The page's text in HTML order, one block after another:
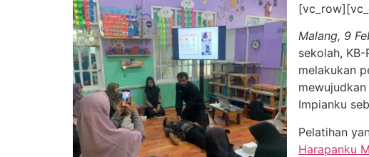
Malang, 9
sekolah,
melakukan
Impianku
Pelatihan
Harapanku